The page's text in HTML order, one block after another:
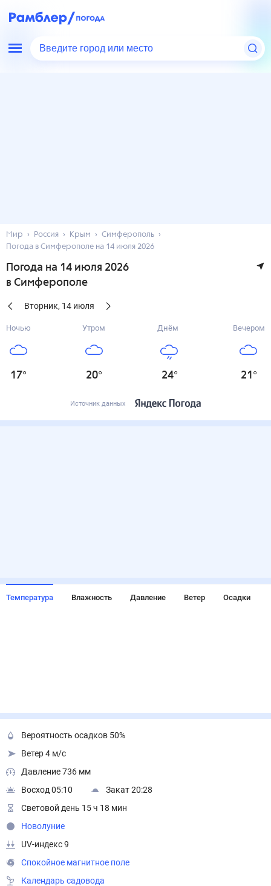
Введите город или место
Мир Россия Крым
Симферополь
Погода в Симферополе на 14 июля 2026
Погода на 14 июля 2026
в Симферополе
Вторник, 14 июля
Ночью
17°
Утром
20°
Днём
24°
Вечером
21 °
Источник данных
Температура Влажность Давление Ветер Осадки
Вероятность осадков 50%
Ветер 4 м/с
Давление 736 мм
Восход 05:10
Закат 20:28
Световой день 15 ч 18 мин
Новолуние
UV-индекс 9
Спокойное магнитное поле
Календарь садовода